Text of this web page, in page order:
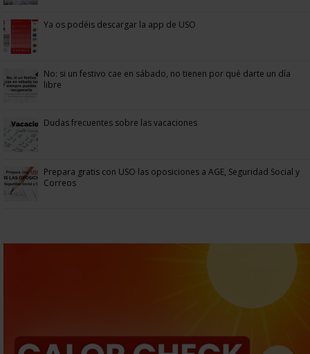
Ya os podéis descargar la app de USO
No: si un festivo cae en sábado, no tienen por qué darte un día
libre
Dudas frecuentes sobre las vacaciones
Prepara gratis con USO las oposiciones a AGE, Seguridad Social y
Correos